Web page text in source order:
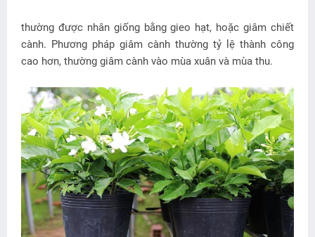
thường được nhân giống bằng gieo hạt, hoặc giâm chiết
cành. Phương pháp giâm cành thường tỷ lệ thành công
cao hơn, thường giâm cành vào mùa xuân và mùa thu.